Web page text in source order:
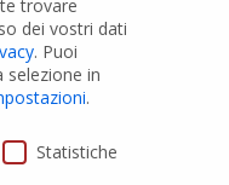
trovare
dei vostri dati
. Puoi
in
.
Statistiche